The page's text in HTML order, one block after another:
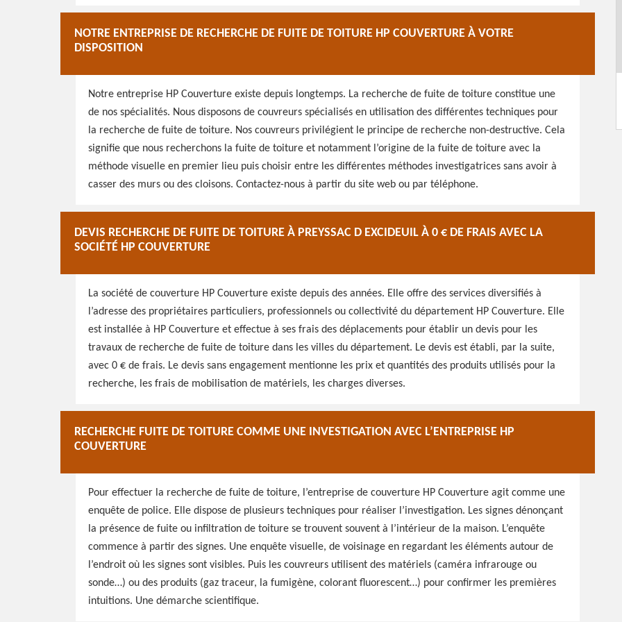
NOTRE ENTREPRISE DE RECHERCHE DE FUITE DE TOITURE HP COUVERTURE À VOTRE
DISPOSITION
Notre entreprise HP Couverture existe depuis longtemps. La recherche de fuite de toiture constitue une
de nos spécialités. Nous disposons de couvreurs spécialisés en utilisation des différentes techniques pour
la recherche de fuite de toiture. Nos couvreurs privilégient le principe de recherche non-destructive. Cela
signifie que nous recherchons la fuite de toiture et notamment l’origine de la fuite de toiture avec la
méthode visuelle en premier lieu puis choisir entre les différentes méthodes investigatrices sans avoir à
casser des murs ou des cloisons. Contactez-nous à partir du site web ou par téléphone.
DEVIS RECHERCHE DE FUITE DE TOITURE À PREYSSAC D EXCIDEUIL À 0 € DE FRAIS AVEC LA
SOCIÉTÉ HP COUVERTURE
La société de couverture HP Couverture existe depuis des années. Elle offre des services diversifiés à
l’adresse des propriétaires particuliers, professionnels ou collectivité du département HP Couverture. Elle
est installée à HP Couverture et effectue à ses frais des déplacements pour établir un devis pour les
travaux de recherche de fuite de toiture dans les villes du département. Le devis est établi, par la suite,
avec 0 € de frais. Le devis sans engagement mentionne les prix et quantités des produits utilisés pour la
recherche, les frais de mobilisation de matériels, les charges diverses.
RECHERCHE FUITE DE TOITURE COMME UNE INVESTIGATION AVEC L’ENTREPRISE HP
COUVERTURE
Pour effectuer la recherche de fuite de toiture, l’entreprise de couverture HP Couverture agit comme une
enquête de police. Elle dispose de plusieurs techniques pour réaliser l’investigation. Les signes dénonçant
la présence de fuite ou infiltration de toiture se trouvent souvent à l’intérieur de la maison. L’enquête
commence à partir des signes. Une enquête visuelle, de voisinage en regardant les éléments autour de
l’endroit où les signes sont visibles. Puis les couvreurs utilisent des matériels (caméra infrarouge ou
sonde…) ou des produits (gaz traceur, la fumigène, colorant fluorescent…) pour confirmer les premières
intuitions. Une démarche scientifique.